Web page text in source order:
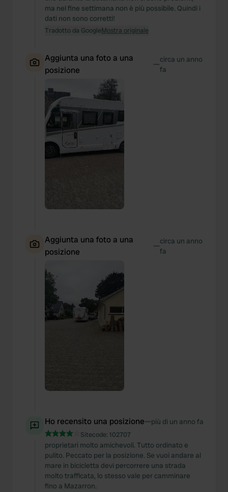
ma nel fine settimana non è più possibile. Quindi i
dati non sono corretti!
Tradotto da GoogleMostra originale
Aggiunta una foto a una
posizione
—circa un anno
fa
Aggiunta una foto a una
posizione
—circa un anno
fa
Ho recensito una posizione—più di un anno fa
Sitecode: 102707
proprietari molto amichevoli. Tutto ordinato e
pulito. Peccato per la posizione. Se vuoi andare al
mare in bicicletta devi percorrere una strada
molto trafficata, lo stesso vale per camminare
fino a Mazarron.